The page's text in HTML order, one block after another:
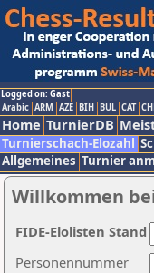
Logged on: Gast
Arabic ARM AZE BIH BUL CAT
Home TurnierDB
Turnierschach-Elozahl
Allgemeines Turnier
Willkommen
Personennummer
FIDE-Elolisten Stand